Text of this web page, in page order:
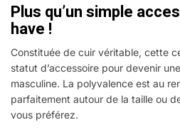
Plus qu’un simple
have !
Constituée de cuir véritable, cette
statut d’accessoire pour devenir
masculine. La polyvalence est au
parfaitement autour de la taille ou
vous préférez.